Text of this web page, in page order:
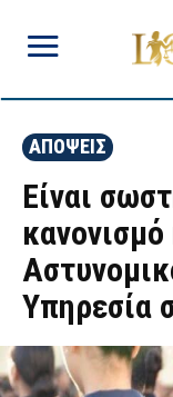
ΑΠΟΨΕΙΣ
Είναι
Υπηρεσία